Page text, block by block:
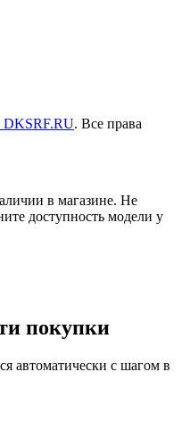
DKSRF.RU. Все права
в магазине. Не
доступность модели у
покупки
автоматически с шагом в